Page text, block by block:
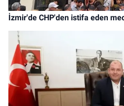
İzmir'de CHP'den istifa eden